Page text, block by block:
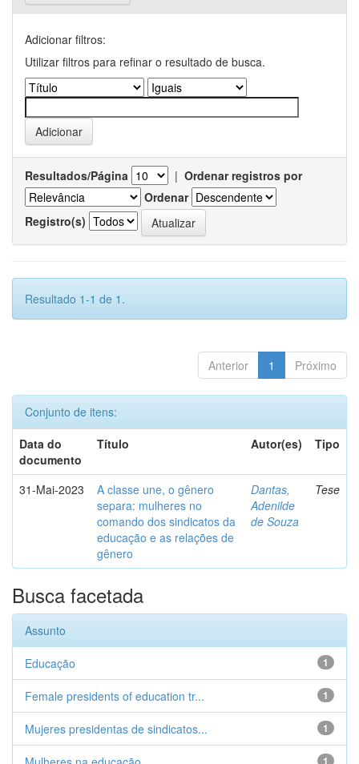
Adicionar filtros:
Utilizar filtros para refinar o resultado de busca.
Resultados/Página | Ordenar registros por
Ordenar
Registro(s)
Resultado 1-1 de 1.
Anterior 1 Próximo
Conjunto de itens:
Data do
documento
Título Autor(es) Tipo
31-Mai-2023
A classe une, o gênero
separa: mulheres no
comando dos sindicatos da
educação e as relações de
gênero
Dantas,
Adenilde
de Souza
Tese
Busca facetada
Assunto
1
Educação
1
Female presidents of education tr...
1
Mujeres presidentas de sindicatos...
1